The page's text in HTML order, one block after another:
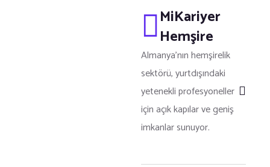
MiKariyer
Hemşire
Almanya’nın hemşirelik
sektörü, yurtdışındaki
yetenekli profesyoneller
için açık kapılar ve geniş
imkanlar sunuyor.